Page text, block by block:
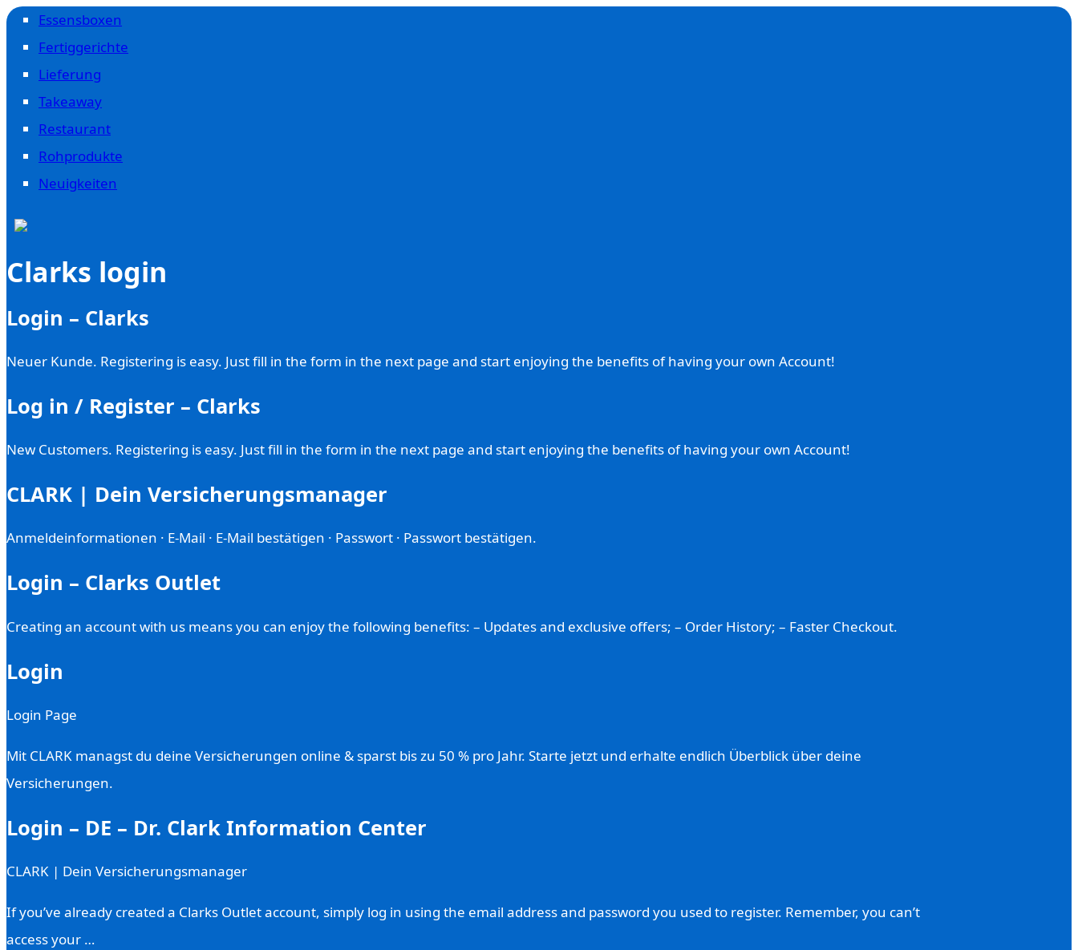
Essensboxen
Fertiggerichte
Lieferung
Takeaway
Restaurant
Rohprodukte
Neuigkeiten
Clarks login
Login – Clarks
Neuer Kunde. Registering is easy. Just fill in the form in the next page and start enjoying the benefits of having your own Account!
Log in / Register – Clarks
New Customers. Registering is easy. Just fill in the form in the next page and start enjoying the benefits of having your own Account!
CLARK | Dein Versicherungsmanager
Anmeldeinformationen · E-Mail · E-Mail bestätigen · Passwort · Passwort bestätigen.
Login – Clarks Outlet
Creating an account with us means you can enjoy the following benefits: – Updates and exclusive offers; – Order History; – Faster Checkout.
Login
Login Page
Mit CLARK managst du deine Versicherungen online & sparst bis zu 50 % pro Jahr. Starte jetzt und erhalte endlich Überblick über deine
Versicherungen.
Login – DE – Dr. Clark Information Center
CLARK | Dein Versicherungsmanager
If you’ve already created a Clarks Outlet account, simply log in using the email address and password you used to register. Remember, you can’t
access your …